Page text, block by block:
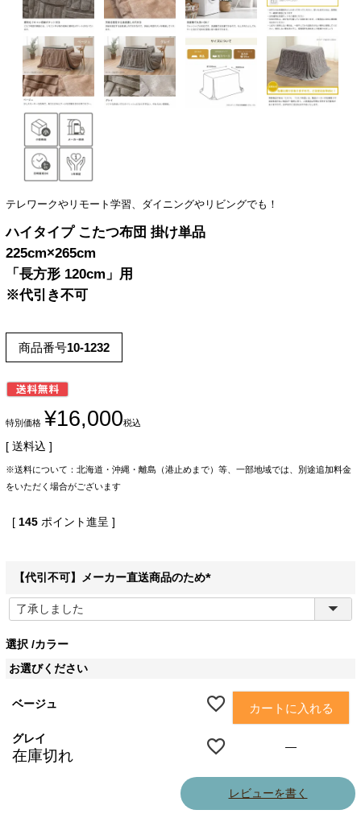
テレワークやリモート学習、ダイニングやリビングでも！
ハイタイプ こたつ布団 掛け単品
225cm×265cm
「長方形 120cm」用
※代引き不可
商品番号10-1232
特別価格 ¥16,000税込
送料込
※送料について：北海道・沖縄・離島（港止めまで）等、一部地域では、別途追加料金
をいただく場合がございます
[ 145 ポイント進呈 ]
【代引不可】メーカー直送商品のため
(
選択
カラー
お選びください
ベージュ カートに入れる
グレイ
在庫切れ
—
レビューを書く